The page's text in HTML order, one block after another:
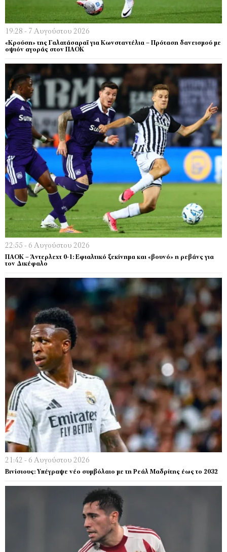
19:28 - 7 Αυγούστου 2026
«Κρούση» της Γαλατάσαραϊ για Κωνσταντέλια – Πρόταση δανεισμού με
οψιόν αγοράς στον ΠΑΟΚ
22:55 - 6 Αυγούστου 2026
ΠΑΟΚ – Άντερλεχτ 0-1: Εφιαλτικό ξεκίνημα και «βουνό» η ρεβάνς για
τον Δικέφαλο
21:42 - 6 Αυγούστου 2026
Βινίσιους: Υπέγραψε νέο συμβόλαιο με τη Ρεάλ Μαδρίτης έως το 2032